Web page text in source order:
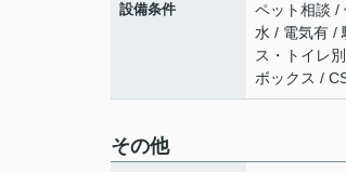
設備条件
ペット相談 /
水 / 電気有 /
ス・トイレ
ボックス /
その他